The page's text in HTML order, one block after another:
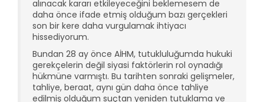
alınacak kararı etkileyeceğini beklemesem de
daha önce ifade etmiş olduğum bazı gerçekleri
son bir kere daha vurgulamak ihtiyacı
hissediyorum.
Bundan 28 ay önce AİHM, tutukluluğumda hukuki
gerekçelerin değil siyasi faktörlerin rol oynadığı
hükmüne varmıştı. Bu tarihten sonraki gelişmeler,
tahliye, beraat, aynı gün daha önce tahliye
edilmiş olduğum suçtan yeniden tutuklama ve